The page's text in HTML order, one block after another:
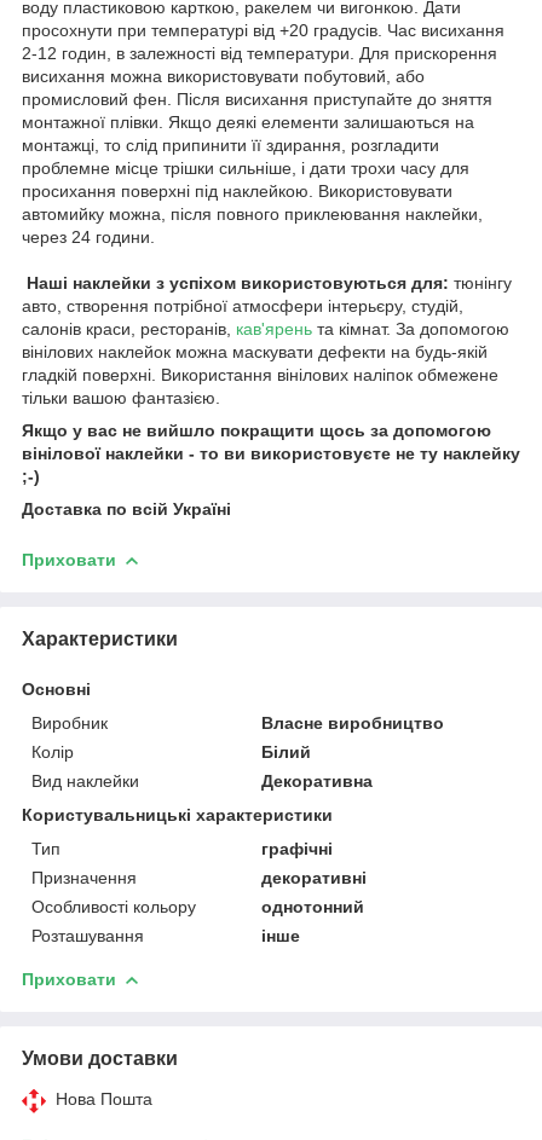
воду пластиковою карткою, ракелем чи вигонкою. Дати
просохнути при температурі від +20 градусів. Час висихання
2-12 годин, в залежності від температури. Для прискорення
висихання можна використовувати побутовий, або
промисловий фен. Після висихання приступайте до зняття
монтажної плівки. Якщо деякі елементи залишаються на
монтажці, то слід припинити її здирання, розгладити
проблемне місце трішки сильніше, і дати трохи часу для
просихання поверхні під наклейкою. Використовувати
автомийку можна, після повного приклеювання наклейки,
через 24 години.
Наші наклейки з успіхом використовуються для: тюнінгу
авто, створення потрібної атмосфери інтерьєру, студій,
салонів краси, ресторанів, кав'ярень та кімнат. За допомогою
вінілових наклейок можна маскувати дефекти на будь-якій
гладкій поверхні. Використання вінілових наліпок обмежене
тільки вашою фантазією.
Якщо у вас не вийшло покращити щось за допомогою
вінілової наклейки - то ви використовуєте не ту наклейку
;-)
Доставка по всій Україні
Приховати
Характеристики
Основні
Виробник
Власне виробництво
Колір
Білий
Вид наклейки
Декоративна
Користувальницькі характеристики
Тип
графічні
Призначення
декоративні
Особливості кольору
однотонний
Розташування
інше
Приховати
Умови доставки
Нова Пошта